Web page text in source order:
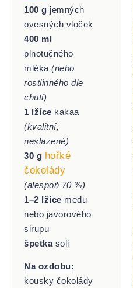
100 g jemných
ovesných vloček
400 ml
plnotučného
mléka (nebo
rostlinného dle
chuti)
1 lžíce kakaa
(kvalitní,
neslazené)
30 g hořké
čokolády
(alespoň 70 %)
1–2 lžíce medu
nebo javorového
sirupu
špetkasoli
Na ozdobu:
kousky čokolády